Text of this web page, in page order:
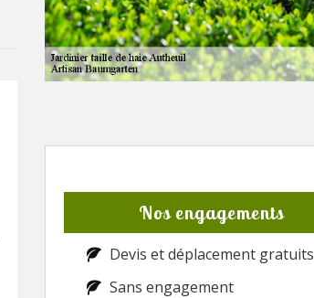
Nos engagements
Devis et déplacement gratuits
Sans engagement